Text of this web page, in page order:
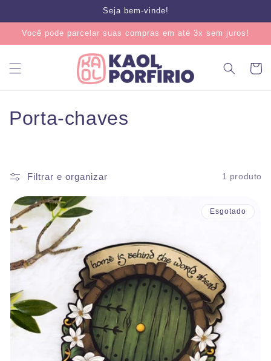
conteúdo
Seja bem-vinde!
Você pode parcelar suas compras em até 3x sem juros!
C
ç
ã
o
:
Porta-chaves
Filtrar e organizar 1 produto
Esgotado